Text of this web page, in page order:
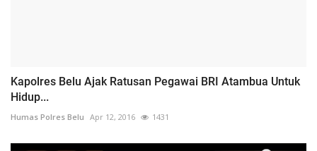
Kapolres Belu Ajak Ratusan Pegawai BRI Atambua Untuk
Hidup...
Humas Polres Belu Apr 12, 2016 1431